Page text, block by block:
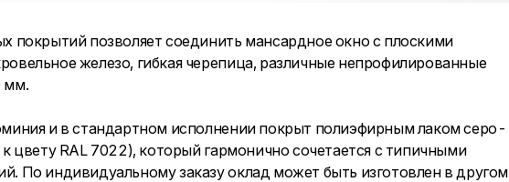
покрытий позволяет соединить мансардное окно с плоскими
железо, гибкая черепица, различные непрофилированные
мм.
и в стандартном исполнении покрыт полиэфирным лаком серо-
цвету RAL 7022), который гармонично сочетается с типичными
По индивидуальному заказу оклад может быть изготовлен в другом